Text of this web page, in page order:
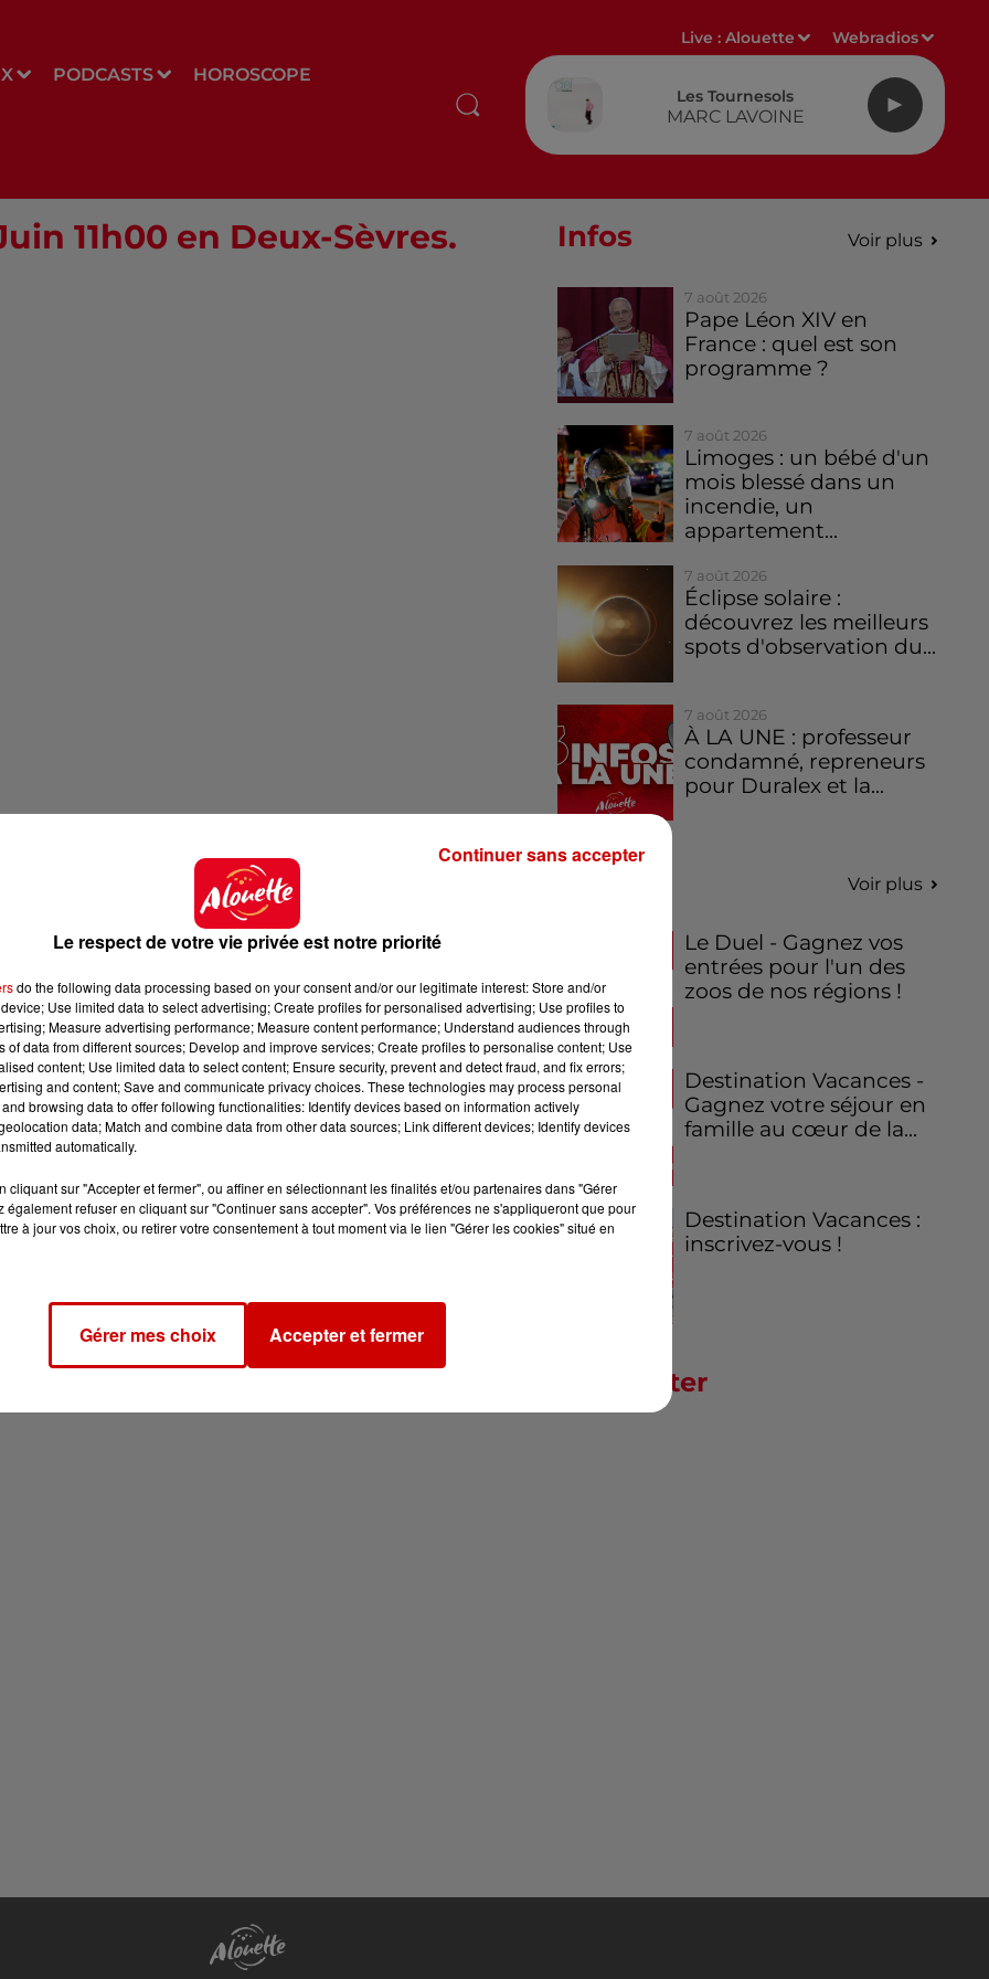
PODCASTS HOROSCOPE
Live :Alouette Webradios
Les Tournesols
MARC LAVOINE
11h00 en Deux-Sèvres. Infos Voir plus
7 août 2026
Pape Léon XIV en
France : quel est son
programme ?
7 août 2026
Limoges : un bébé d'un
mois blessé dans un
incendie, un
appartement...
7 août 2026
Éclipse solaire :
découvrez les meilleurs
spots d'observation du...
7 août 2026
À LA UNE : professeur
condamné, repreneurs
pour Duralex et la...
Voir plus
Le Duel - Gagnez vos
entrées pour l'un des
zoos de nos régions !
Destination Vacances -
Gagnez votre séjour en
famille au cœur de la...
Destination Vacances :
inscrivez-vous !
Newsletter
Le respect de votre vie privée est notre priorité
do the following data processing based on your consent and/or our legitimate interest: Store and/or
Use limited data to select advertising; Create profiles for personalised advertising; Use profiles to
Measure advertising performance; Measure content performance; Understand audiences through
of data from different sources; Develop and improve services; Create profiles to personalise content; Use
content; Use limited data to select content; Ensure security, prevent and detect fraud, and fix errors;
and content; Save and communicate privacy choices. These technologies may process personal
browsing data to offer following functionalities: Identify devices based on information actively
data; Match and combine data from other data sources; Link different devices; Identify devices
automatically.
cliquant sur "Accepter et fermer", ou affiner en sélectionnant les finalités et/ou partenaires dans "Gérer
également refuser en cliquant sur "Continuer sans accepter". Vos préférences ne s'appliqueront que pour
à jour vos choix, ou retirer votre consentement à tout moment via le lien "Gérer les cookies" situé en
Gérer mes choix Accepter et fermer
Continuer sans accepter